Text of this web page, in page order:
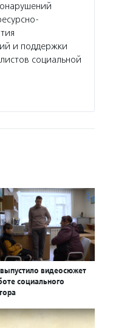
и поддержки
социальной
видеосюжет
социального